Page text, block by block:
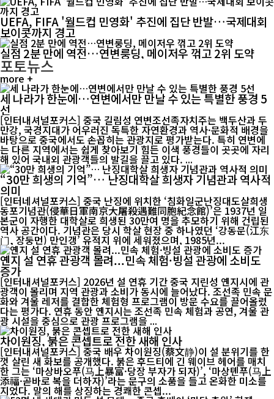
UEFA, FIFA '월드컵 민영화' 추진에 집단 반발…국제대회
보이콧까지 경고
실점 2분 만에 역전…연변룽딩, 메이저우 꺾고 2위 도약
포토뉴스
more +
세 나라가 한눈에…연변에서만 만날 수 있는 특별한 풍경 5
선
[인터내셔널포커스] 중국 길림성 연변조선족자치주는 백두산과 두
만강, 국경지대가 어우러진 독특한 자연환경과 역사·문화적 배경을
바탕으로 중국에서도 손꼽히는 관광지로 평가받는다. 특히 연변에
는 다른 지역에서는 쉽게 찾아보기 힘든 이색 풍경들이 곳곳에 자리
해 있어 국내외 관광객들의 발길을 끌고 있다. ...
“30만 희생의 기억”… 난징대학살 희생자 기념관과 역사적
의미
[인터네셔널포커스] 중국 난징에 위치한 ‘침화일군난징대도살희생
동포기념관(侵華日軍南京大屠殺遇難同胞紀念館)’은 1937년 일
본군이 자행한 대학살로 희생된 30만여 명을 추모하기 위해 건립된
역사 공간이다. 기념관은 당시 학살 현장 중 하나였던 ‘강동문(江东
门, 장둥먼) 만인갱’ 유적지 위에 세워졌으며, 1985년...
옌지 설 연휴 관광객 몰려...민속 체험·빙설 관광에 소비도
증가
[인터내셔널포커스] 2026년 설 연휴 기간 중국 지린성 옌지시에 관
광객이 몰리며 지역 관광과 소비가 동시에 늘어났다. 조선족 민속 문
화와 겨울 레저를 결합한 체험형 프로그램이 방문 수요를 끌어올렸
다는 평가다. 연휴 동안 옌지시는 조선족 민속 체험과 공연, 겨울 관
광 시설을 중심으로 관광 프로그램을 ...
차이원징, 붉은 콘셉트로 전한 새해 인사
[인터내셔널포커스] 중국 배우 차이원징(蔡文静)이 설 분위기를 한
껏 살린 새 화보를 공개했다. 붉은 후드티에 긴 웨이브 헤어를 매치
한 그는 ‘마상바오푸(马上暴富·당장 부자가 되자)’, ‘마상톈푸(马上
添福·곧바로 복을 더하자)’라는 문구의 소품을 들고 온화한 미소를
지었다. 말의 해를 상징하는 경쾌한 콘셉...